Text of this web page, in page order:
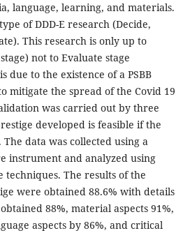
language, learning, and materials.
of DDD-E research (Decide,
This research is only up to
not to Evaluate stage
due to the existence of a PSBB
mitigate the spread of the Covid 19
was carried out by three
developed is feasible if the
data was collected using a
instrument and analyzed using
The results of the
were obtained 88.6% with details
88%, material aspects 91%,
aspects by 86%, and critical